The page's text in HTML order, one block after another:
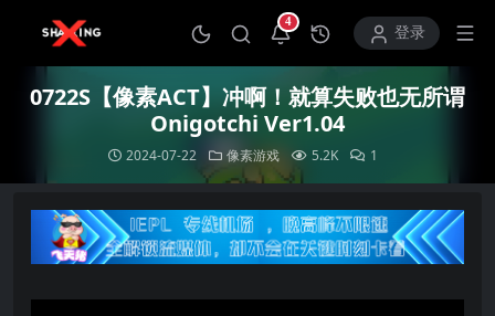
4
打开通知中心登录
0722S【像素ACT】冲啊！就算失败也无所谓
Onigotchi Ver1.04
2024-07-22 像素游戏 5.2K 1